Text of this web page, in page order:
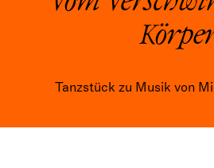
Tanzstück zu Musik von